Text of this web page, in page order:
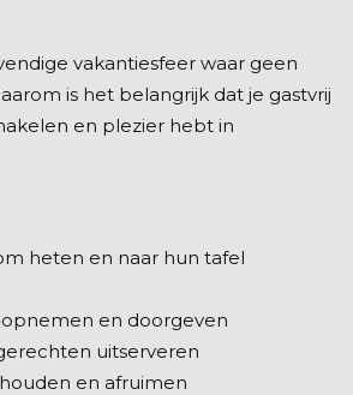
vakantiesfeer waar geen
is het belangrijk dat je gastvrij
en plezier hebt in
heten en naar hun tafel
en doorgeven
uitserveren
en afruimen